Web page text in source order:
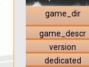
game_dir
game_descr
version
dedicated